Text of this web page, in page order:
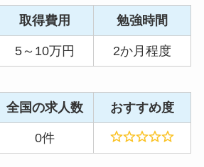
取得費用 勉強時間
5～10万円 2か月程度
全国の求人数 おすすめ度
0件